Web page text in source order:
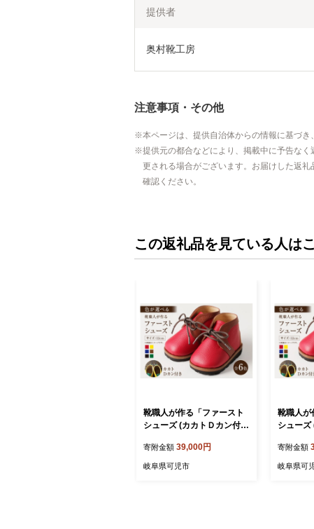
提供者
奥村靴工房
注意事項・その他
本ページは、提供自治体からの情報に基づき
提供元の都合などにより、掲載中に予告な
更される場合がございます。お届けした返
確認ください。
この返礼品を見ている人は
靴職人が作る「ファースト
シューズ (カカトＤカン付
白 底材：革底仕様）【 岐
阜県 可児市 生活雑貨 職人
寄附金額 39,000円
岐阜県可児市
靴職人が
シューズ
ル×白 底
【 岐阜県
寄附金額
岐阜県可